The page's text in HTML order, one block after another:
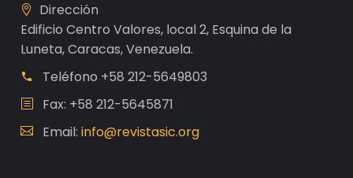
Dirección
Edificio Centro Valores, local 2, Esquina de la
Luneta, Caracas, Venezuela.
Teléfono +58 212-5649803
Fax: +58 212-5645871
Email: info@revistasic.org